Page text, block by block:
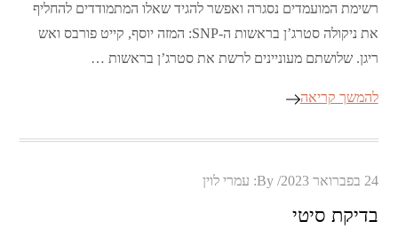
רשימת המועמדים נסגרה ואפשר להגיד שאלו המתמודדים להחליף
את ניקולה סטרג’ן בראשות ה-SNP: המזה יוסף, קייט פורבס ואש
ריגן. שלושתם מעוניינים לרשת את סטרג’ן בראשות …
להמשך קריאה
Posted
24 בפברואר 2023 By: עמרי לוין
בדיקת סיטי